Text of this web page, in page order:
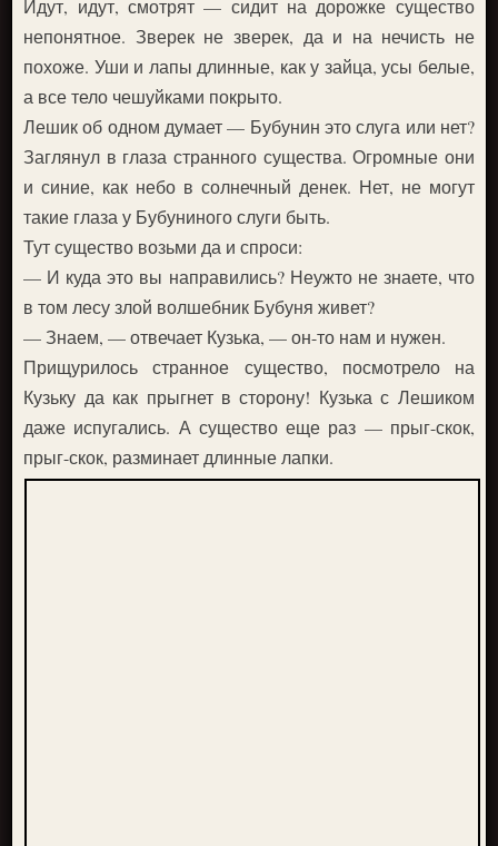
Идут, идут, смотрят — сидит на дорожке существо
непонятное. Зверек не зверек, да и на нечисть не
похоже. Уши и лапы длинные, как у зайца, усы белые,
а все тело чешуйками покрыто.
Лешик об одном думает — Бубунин это слуга или нет?
Заглянул в глаза странного существа. Огромные они
и синие, как небо в солнечный денек. Нет, не могут
такие глаза у Бубуниного слуги быть.
Тут существо возьми да и спроси:
— И куда это вы направились? Неужто не знаете, что
в том лесу злой волшебник Бубуня живет?
— Знаем, — отвечает Кузька, — он-то нам и нужен.
Прищурилось странное существо, посмотрело на
Кузьку да как прыгнет в сторону! Кузька с Лешиком
даже испугались. А существо еще раз — прыг-скок,
прыг-скок, разминает длинные лапки.